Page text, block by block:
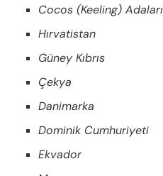
Cocos (Keeling) Adaları
Hırvatistan
Güney Kıbrıs
Çekya
Danimarka
Dominik Cumhuriyeti
Ekvador